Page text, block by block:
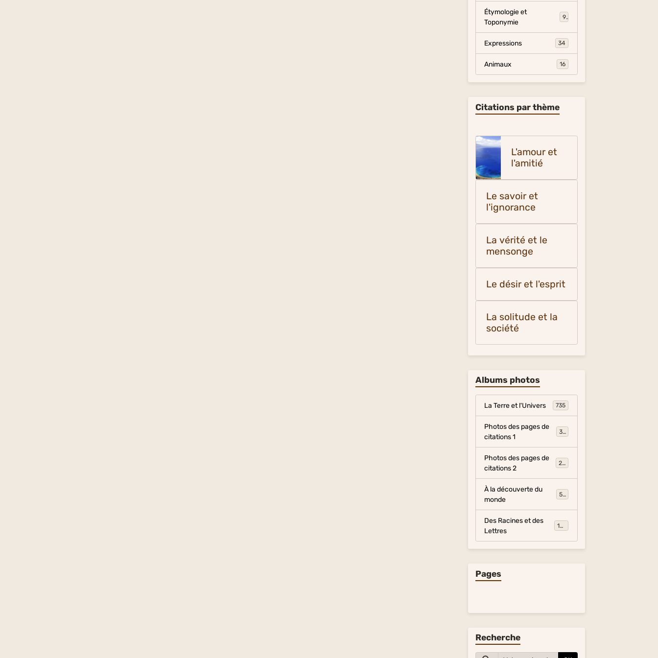
Étymologie et
Toponymie
9
Expressions 34
Animaux 16
Citations par thème
L'amour et
l'amitié
Le savoir et
l'ignorance
La vérité et le
mensonge
Le désir et l'esprit
La solitude et la
société
Albums photos
La Terre et l'Univers 735
Photos des pages de
citations 1
317
Photos des pages de
citations 2
281
À la découverte du
monde
54
Des Racines et des
Lettres
134
Pages
Recherche